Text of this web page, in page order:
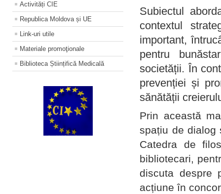
Activități CIE
Republica Moldova și UE
Link-uri utile
Materiale promoţionale
Biblioteca Științifică Medicală
Subiectul
contextul
important,
pentru
societății. În
prevenției și
sănătății
Prin această
spațiu de dialog
Catedra de
bibliotecari,
discuta despre
acțiune în